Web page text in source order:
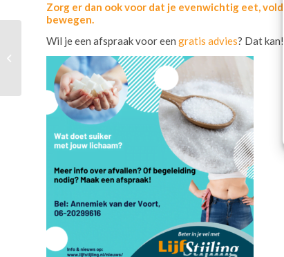
Zorg er dan ook voor dat je evenwichtig eet,
bewegen.
Wil je een afspraak voor een gratis advies? Dat kan!
Work-out in je eigen
woonkamer